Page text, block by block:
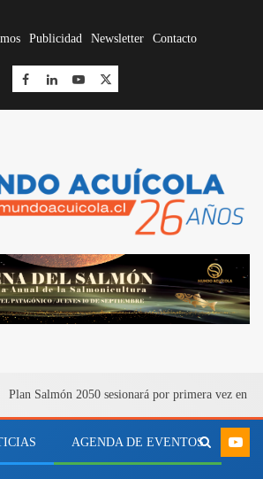
Publicidad Newsletter Contacto
Plan Salmón 2050 sesionará por primera vez en
AGENDA DE EVENTOS